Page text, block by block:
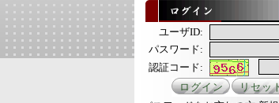
ユーザID:
パスワード:
認証コード: